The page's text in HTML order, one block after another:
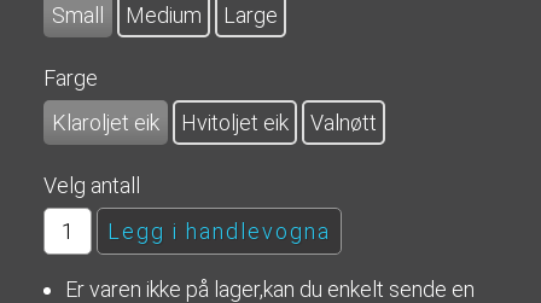
Small
Medium Large
Farge
Klaroljet eik
Hvitoljet eik Valnøtt
Velg antall
Er varen ikke på lager,kan du enkelt sende en